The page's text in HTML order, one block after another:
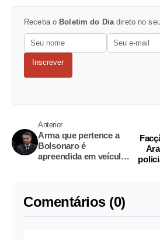
Receba o Boletim do Diadireto no
Inscrever
Anterior
Arma que pertence a
Bolsonaro é
apreendida em veículo
Comentários (0)